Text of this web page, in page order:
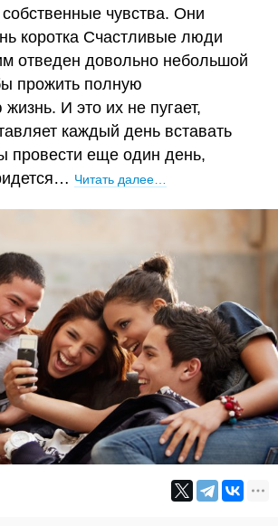
чувства. Они
коротка Счастливые люди
отведен довольно небольшой
прожить полную
И это их не пугает,
каждый день вставать
провести еще один день,
Читать далее…